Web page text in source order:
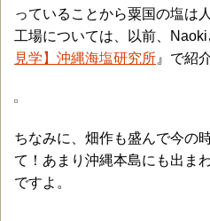
っていることから粟国の塩は
工場については、以前、
見学】沖縄海塩研究所 』で紹
ちなみに、畑作も盛んで今の
て！あまり沖縄本島にも出ま
ですよ。